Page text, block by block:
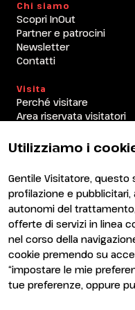
Utilizziamo i
Gentile Visitatore,
profilazione e pubblicitari,
autonomi del
offerte di servizi in linea
nel corso della
cookie premendo su
“impostare le mie
tue preferenze, oppure
Chi siamo
Scopri InOut
Partner e patrocini
Newsletter
Contatti
Visita
Perché visitare
Area riservata visitatori
ENTI CERTIFICATORI